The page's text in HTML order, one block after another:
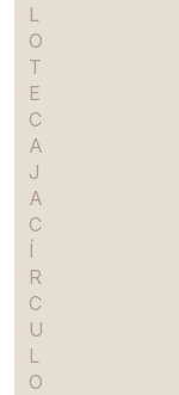
L
O
T
E
C
A
J
A
C
Í
R
C
U
L
O